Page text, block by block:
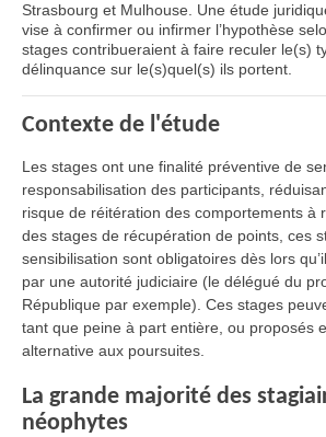
Strasbourg et Mulhouse. Une étude
vise à confirmer ou infirmer l’hypothèse
stages contribueraient à faire reculer le(s)
délinquance sur le(s)quel(s) ils portent.
Contexte de l'étude
Les stages ont une finalité préventive de
responsabilisation des participants,
risque de réitération des comportements à
des stages de récupération de points, ces
sensibilisation sont obligatoires dès lors
par une autorité judiciaire (le délégué du
République par exemple). Ces stages
tant que peine à part entière, ou proposés
alternative aux poursuites.
La grande majorité des
néophytes